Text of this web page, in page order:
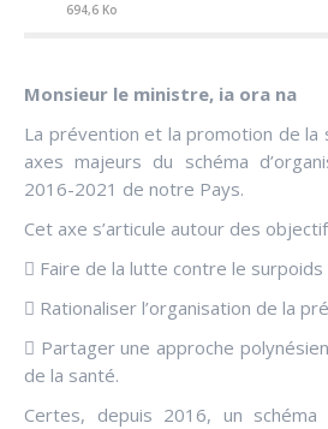
694,6 Ko
Monsieur le ministre, ia ora na
La prévention et la promotion de la
axes majeurs du schéma
2016-2021 de notre Pays.
Cet axe s’articule autour des
 Faire de la lutte contre le
 Rationaliser l’organisation de la
 Partager une approche
de la santé.
Certes, depuis 2016, un